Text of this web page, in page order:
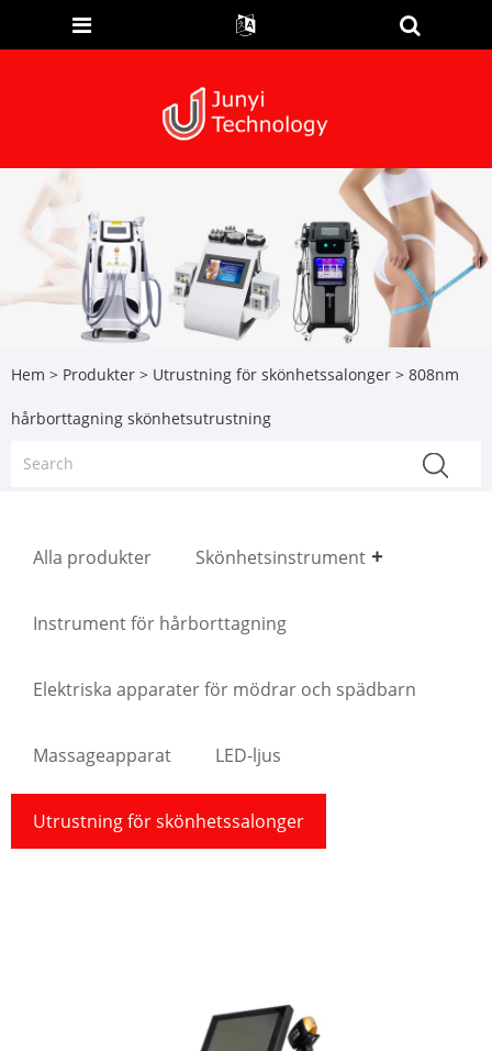
Hem > Produkter > Utrustning för skönhetssalonger > 808nm
hårborttagning skönhetsutrustning
Alla produkter Skönhetsinstrument
Instrument för hårborttagning
Elektriska apparater för mödrar och spädbarn
Massageapparat LED-ljus
Utrustning för skönhetssalonger